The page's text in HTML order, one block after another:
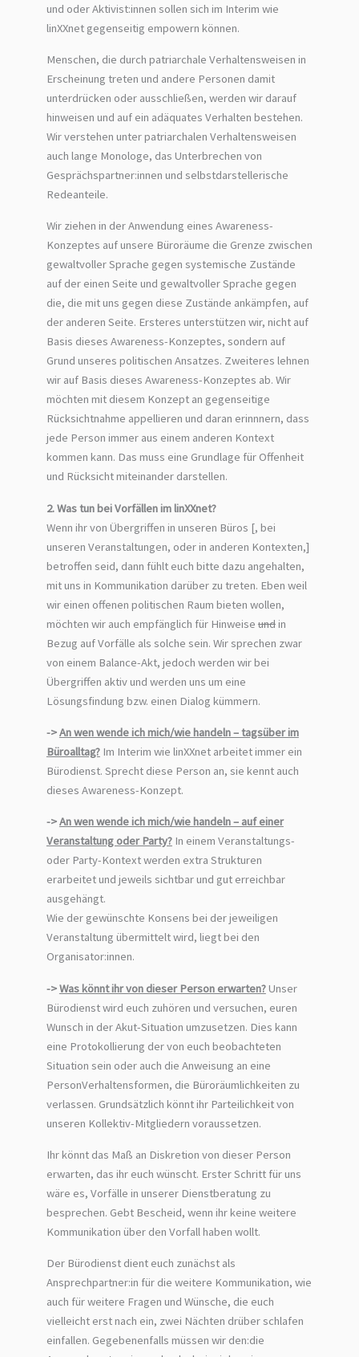
und oder Aktivist:innen sollen sich im Interim wie
linXXnet gegenseitig empowern können.
Menschen, die durch patriarchale Verhaltensweisen in
Erscheinung treten und andere Personen damit
unterdrücken oder ausschließen, werden wir darauf
hinweisen und auf ein adäquates Verhalten bestehen.
Wir verstehen unter patriarchalen Verhaltensweisen
auch lange Monologe, das Unterbrechen von
Gesprächspartner:innen und selbstdarstellerische
Redeanteile.
Wir ziehen in der Anwendung eines Awareness-
Konzeptes auf unsere Büroräume die Grenze zwischen
gewaltvoller Sprache gegen systemische Zustände
auf der einen Seite und gewaltvoller Sprache gegen
die, die mit uns gegen diese Zustände ankämpfen, auf
der anderen Seite. Ersteres unterstützen wir, nicht auf
Basis dieses Awareness-Konzeptes, sondern auf
Grund unseres politischen Ansatzes. Zweiteres lehnen
wir auf Basis dieses Awareness-Konzeptes ab. Wir
möchten mit diesem Konzept an gegenseitige
Rücksichtnahme appellieren und daran erinnnern, dass
jede Person immer aus einem anderen Kontext
kommen kann. Das muss eine Grundlage für Offenheit
und Rücksicht miteinander darstellen.
2. Was tun bei Vorfällen im linXXnet?
Wenn ihr von Übergriffen in unseren Büros [, bei
unseren Veranstaltungen, oder in anderen Kontexten,]
betroffen seid, dann fühlt euch bitte dazu angehalten,
mit uns in Kommunikation darüber zu treten. Eben weil
wir einen offenen politischen Raum bieten wollen,
möchten wir auch empfänglich für Hinweise undin
Bezug auf Vorfälle als solche sein. Wir sprechen zwar
von einem Balance-Akt, jedoch werden wir bei
Übergriffen aktiv und werden uns um eine
Lösungsfindung bzw. einen Dialog kümmern.
->An wen wende ich mich/wie handeln – tagsüber im
Büroalltag?Im Interim wie linXXnet arbeitet immer ein
Bürodienst. Sprecht diese Person an, sie kennt auch
dieses Awareness-Konzept.
->An wen wende ich mich/wie handeln – auf einer
Veranstaltung oder Party?In einem Veranstaltungs-
oder Party-Kontext werden extra Strukturen
erarbeitet und jeweils sichtbar und gut erreichbar
ausgehängt.
Wie der gewünschte Konsens bei der jeweiligen
Veranstaltung übermittelt wird, liegt bei den
Organisator:innen.
->Was könnt ihr von dieser Person erwarten?Unser
Bürodienst wird euch zuhören und versuchen, euren
Wunsch in der Akut-Situation umzusetzen. Dies kann
eine Protokollierung der von euch beobachteten
Situation sein oder auch die Anweisung an eine
PersonVerhaltensformen, die Büroräumlichkeiten zu
verlassen. Grundsätzlich könnt ihr Parteilichkeit von
unseren Kollektiv-Mitgliedern voraussetzen.
Ihr könnt das Maß an Diskretion von dieser Person
erwarten, das ihr euch wünscht. Erster Schritt für uns
wäre es, Vorfälle in unserer Dienstberatung zu
besprechen. Gebt Bescheid, wenn ihr keine weitere
Kommunikation über den Vorfall haben wollt.
Der Bürodienst dient euch zunächst als
Ansprechpartner:in für die weitere Kommunikation, wie
auch für weitere Fragen und Wünsche, die euch
vielleicht erst nach ein, zwei Nächten drüber schlafen
einfallen. Gegebenenfalls müssen wir den:die